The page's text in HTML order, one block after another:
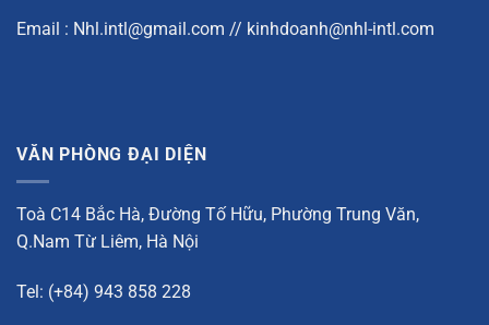
Email : Nhl.intl@gmail.com // kinhdoanh@nhl-intl.com
VĂN PHÒNG ĐẠI DIỆN
Toà C14 Bắc Hà, Đường Tố Hữu, Phường Trung Văn,
Q.Nam Từ Liêm, Hà Nội
Tel: (+84) 943 858 228